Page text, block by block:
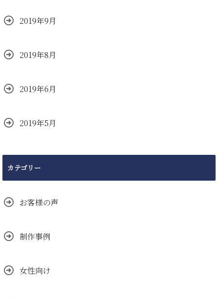
2019年9月
2019年8月
2019年6月
2019年5月
カテゴリー
お客様の声
制作事例
女性向け